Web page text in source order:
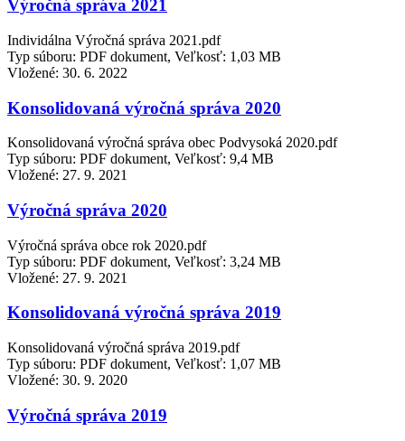
Výročná správa 2021
Individálna Výročná správa 2021.pdf
Typ súboru: PDF dokument, Veľkosť: 1,03 MB
Vložené: 30. 6. 2022
Konsolidovaná výročná správa 2020
Konsolidovaná výročná správa obec Podvysoká 2020.pdf
Typ súboru: PDF dokument, Veľkosť: 9,4 MB
Vložené: 27. 9. 2021
Výročná správa 2020
Výročná správa obce rok 2020.pdf
Typ súboru: PDF dokument, Veľkosť: 3,24 MB
Vložené: 27. 9. 2021
Konsolidovaná výročná správa 2019
Konsolidovaná výročná správa 2019.pdf
Typ súboru: PDF dokument, Veľkosť: 1,07 MB
Vložené: 30. 9. 2020
Výročná správa 2019